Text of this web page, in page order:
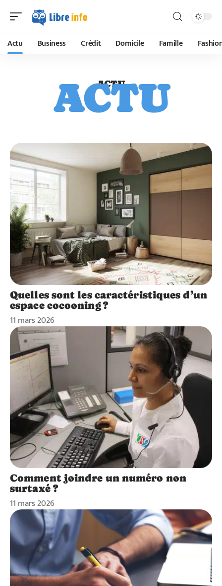
Actu Business Crédit Domicile Famille
ACTU
ACTU
Quelles sont les caractéristiques d’un
espace cocooning ?
11 mars 2026
Comment joindre un numéro non
surtaxé ?
11 mars 2026